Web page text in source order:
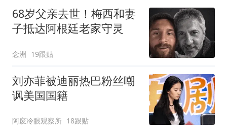
68岁父亲去世！梅西和妻
子抵达阿根廷老家守灵
念洲 19跟贴
刘亦菲被迪丽热巴粉丝嘲
讽美国国籍
阿废冷眼观察所 18跟贴